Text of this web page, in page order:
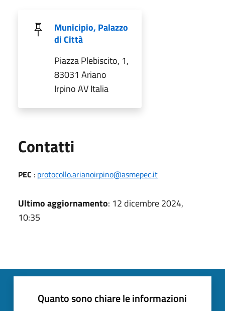
Municipio, Palazzo
di Città
Piazza Plebiscito, 1,
83031 Ariano
Irpino AV Italia
Contatti
PEC : protocollo.arianoirpino@asmepec.it
Ultimo aggiornamento: 12 dicembre 2024,
10:35
Quanto sono chiare le informazioni